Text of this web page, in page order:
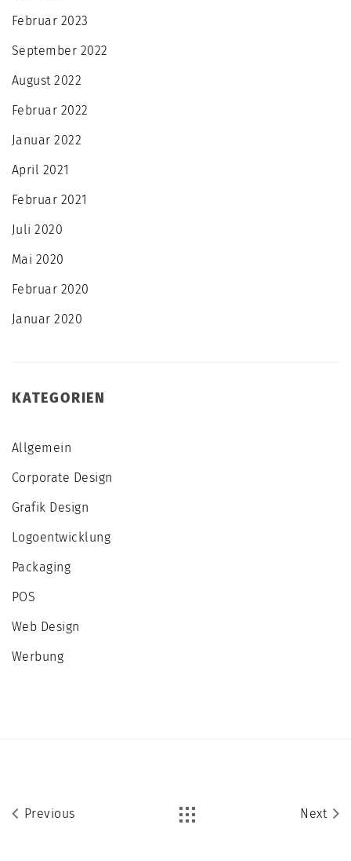
Februar 2023
September 2022
August 2022
Februar 2022
Januar 2022
April 2021
Februar 2021
Juli 2020
Mai 2020
Februar 2020
Januar 2020
KATEGORIEN
Allgemein
Corporate Design
Grafik Design
Logoentwicklung
Packaging
POS
Web Design
Werbung
Previous Next